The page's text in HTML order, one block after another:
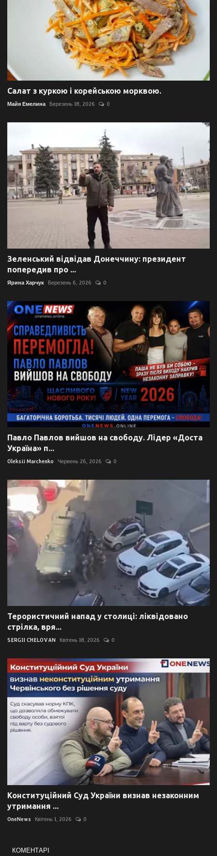
Салат з куркою і корейською морквою.
Майя Емелина Березень 18, 2026 0
Зеленський відвідав Донеччину: президент
попередив про ...
Ярина Харчук Березень 6, 2026 0
Павло Павлов вийшов на свободу. Лідер «Доста
Україна» п...
Oleksii Marchenko Червень 26, 2026 0
Терористичний напад у столиці: ліквідовано
стрілка, вря...
SERGII CHELOVAN Квітень 18, 2026 0
Конституційний Суд України визнав незаконним
утримання ...
OneNews Квітень 1, 2026 0
КОМЕНТАРІ